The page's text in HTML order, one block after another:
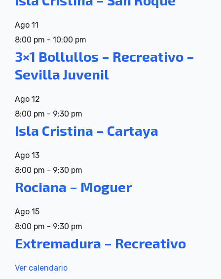
Ago 11
8:00 pm - 10:00 pm
3×1 Bollullos – Recreativo –
Sevilla Juvenil
Ago 12
8:00 pm - 9:30 pm
Isla Cristina – Cartaya
Ago 13
8:00 pm - 9:30 pm
Rociana – Moguer
Ago 15
8:00 pm - 9:30 pm
Extremadura – Recreativo
Ver calendario